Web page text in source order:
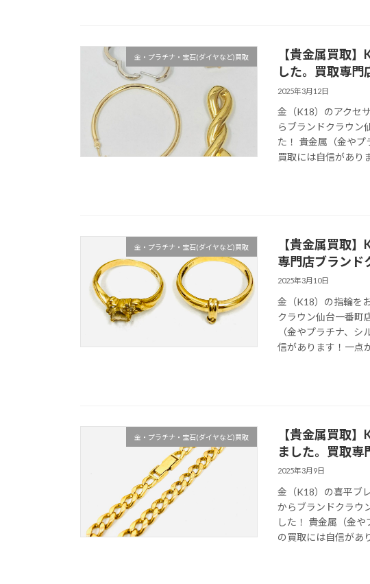
金・プラチナ・宝石(ダイヤなど)買取
【貴金属買取
した。買取専門
2025年3月12日
金（K18）のアクセ
らブランドクラウン
た！ 貴金属（金やプ
買取には自信があり
金・プラチナ・宝石(ダイヤなど)買取
【貴金属買取
専門店ブランド
2025年3月10日
金（K18）の指輪を
クラウン仙台一番町
（金やプラチナ、
信があります！一点
金・プラチナ・宝石(ダイヤなど)買取
【貴金属買取
ました。買取専
2025年3月9日
金（K18）の喜平ブ
からブランドクラウ
した！ 貴金属（金
の買取には自信があ